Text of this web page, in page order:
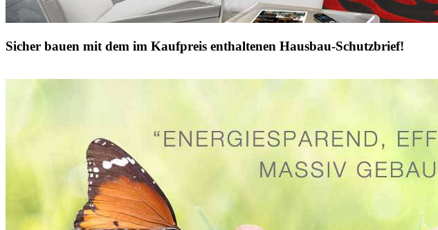
Sicher bauen mit dem im Kaufpreis enthaltenen Hausbau-Schutzbrief!